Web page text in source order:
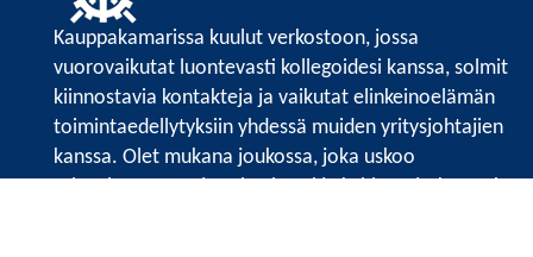
Kauppakamarissa kuulut verkostoon, jossa
vuorovaikutat luontevasti kollegoidesi kanssa, solmit
kiinnostavia kontakteja ja vaikutat elinkeinoelämän
toimintaedellytyksiin yhdessä muiden yritysjohtajien
kanssa. Olet mukana joukossa, joka uskoo